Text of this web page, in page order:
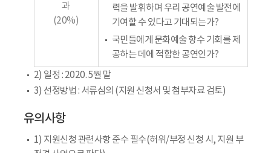
과
(20%)
력을 발휘하며 우리 공연예술 발전에
기여할 수 있다고 기대되는가?
국민들에게 문화예술 향수 기회를 제
공하는 데에 적합한 공연인가?
2) 일정 : 2020. 5월 말
3) 선정방법 : 서류심의 (지원 신청서 및 첨부자료 검토)
유의사항
1) 지원신청 관련사항 준수 필수(허위/부정 신청 시, 지원 부